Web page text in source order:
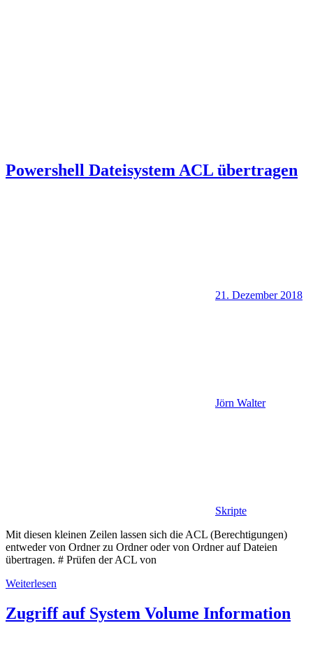
Powershell Dateisystem ACL übertragen
21. Dezember 2018
Jörn Walter
Skripte
Mit diesen kleinen Zeilen lassen sich die ACL (Berechtigungen)
entweder von Ordner zu Ordner oder von Ordner auf Dateien
übertragen. # Prüfen der ACL von
Weiterlesen
Zugriff auf System Volume Information